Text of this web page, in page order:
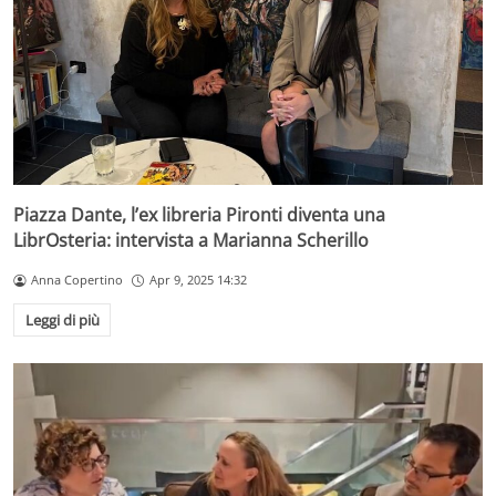
Piazza Dante, l’ex libreria Pironti diventa una
LibrOsteria: intervista a Marianna Scherillo
Anna Copertino Apr 9, 2025 14:32
Leggi di più